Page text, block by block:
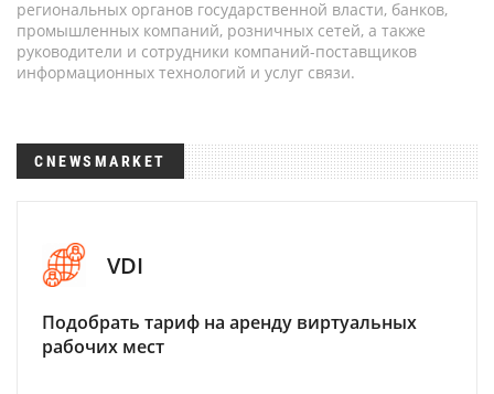
региональных органов государственной власти, банков,
промышленных компаний, розничных сетей, а также
руководители и сотрудники компаний-поставщиков
информационных технологий и услуг связи.
CNEWSMARKET
VDI
Подобрать тариф на аренду виртуальных
рабочих мест